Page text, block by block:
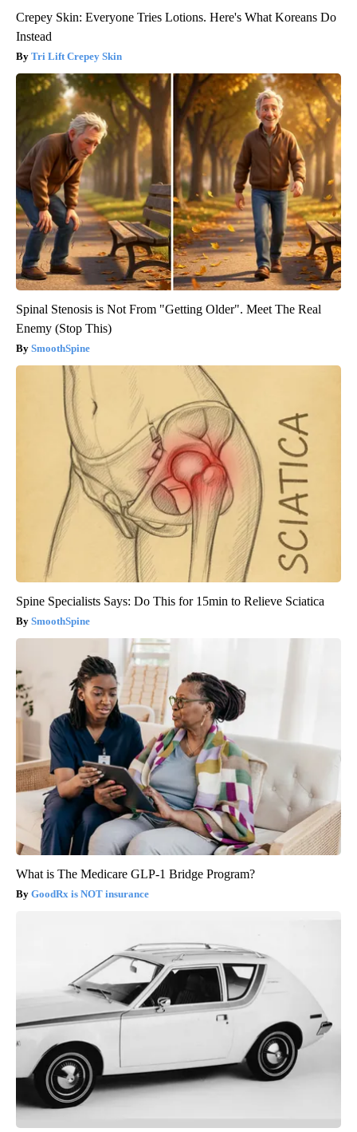
Crepey Skin: Everyone Tries Lotions. Here's What Koreans Do
Instead
Tri Lift Crepey Skin
Spinal Stenosis is Not From "Getting Older". Meet The Real
Enemy (Stop This)
SmoothSpine
Spine Specialists Says: Do This for 15min to Relieve Sciatica
SmoothSpine
What is The Medicare GLP-1 Bridge Program?
GoodRx is NOT insurance